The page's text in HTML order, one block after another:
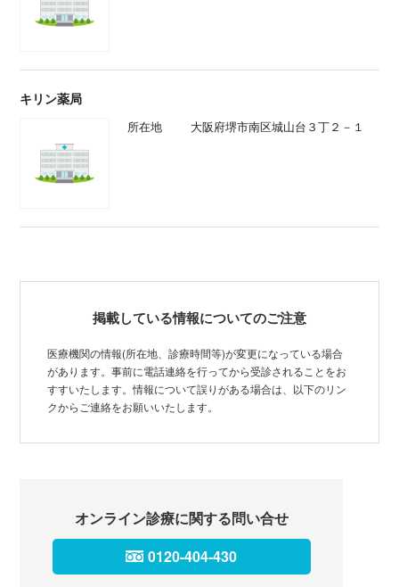
キリン薬局
所在地 大阪府堺市南区城山台３丁２－１
掲載している情報についてのご注意
医療機関の情報(所在地、診療時間等)が変更になっている場合
があります。事前に電話連絡を行ってから受診されることをお
すすいたします。情報について誤りがある場合は、以下のリン
クからご連絡をお願いいたします。
オンライン診療に関する問い合せ
0120-404-430